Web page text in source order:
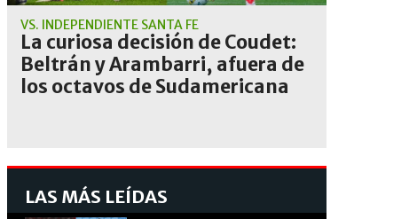
VS. INDEPENDIENTE SANTA FE
La curiosa decisión de Coudet:
Beltrán y Arambarri, afuera de
los octavos de Sudamericana
LAS MÁS LEÍDAS